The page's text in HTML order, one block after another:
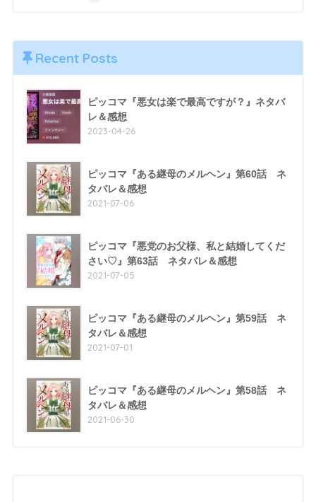
Recent Posts
ピッコマ『悪女は楽で最高ですが？』ネタバ
レ＆感想
2023-04-26
ピッコマ『ある継母のメルヘン』第60話 ネ
タバレ＆感想
2021-07-06
ピッコマ『悪党のお父様、私と結婚してくだ
さい♡』第63話 ネタバレ＆感想
2021-07-05
ピッコマ『ある継母のメルヘン』第59話 ネ
タバレ＆感想
2021-07-01
ピッコマ『ある継母のメルヘン』第58話 ネ
タバレ＆感想
2021-06-30